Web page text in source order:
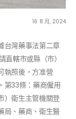
16 8 月, 2024
台灣藥事法第二章
轄市或縣（市）
執照後，方准營
第33條：藥商僱用
）衛生主管機關登
局、藥商、衛生醫